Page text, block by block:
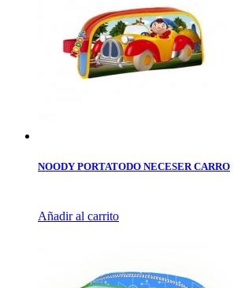
NOODY PORTATODO NECESER CARRO
Añadir al carrito